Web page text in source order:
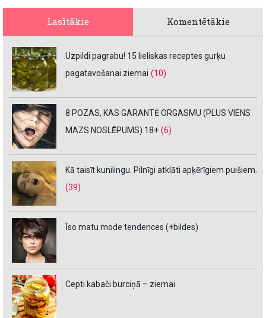
Lasītākie Komentētākie
Uzpildi pagrabu! 15 lieliskas receptes gurķu
pagatavošanai ziemai (10)
8 POZAS, KAS GARANTĒ ORGASMU (PLUS VIENS
MAZS NOSLĒPUMS) 18+ (6)
Kā taisīt kunilingu. Pilnīgi atklāti apķērīgiem puišiem.
(39)
Īso matu mode tendences (+bildes)
Cepti kabači burciņā – ziemai